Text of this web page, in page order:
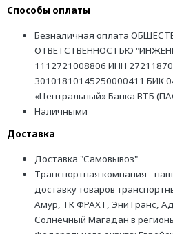
Способы оплаты
Безналичная оплата
ОТВЕТСТВЕННОСТЬЮ
1112721008806 ИНН
30101810145250000411 БИК
«Центральный» Банка ВТБ
Наличными
Доставка
Доставка "Самовывоз"
Транспортная компания -
доставку товаров
Амур, ТК ФРАХТ, ЭниТранс,
Солнечный Магадан в